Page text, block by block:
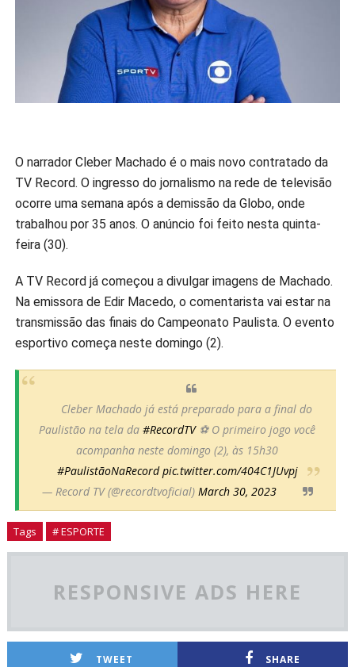
O narrador Cleber Machado é o mais novo contratado da
TV Record. O ingresso do jornalismo na rede de televisão
ocorre uma semana após a demissão da Globo, onde
trabalhou por 35 anos. O anúncio foi feito nesta quinta-
feira (30).
A TV Record já começou a divulgar imagens de Machado.
Na emissora de Edir Macedo, o comentarista vai estar na
transmissão das finais do Campeonato Paulista. O evento
esportivo começa neste domingo (2).
Cleber Machado já está preparado para a final do
Paulistão na tela da#RecordTV⚽ O primeiro jogo você
acompanha neste domingo (2), às 15h30
#PaulistãoNaRecord pic.twitter.com/404C1JUvpj
— Record TV (@recordtvoficial) March 30, 2023
Tags # ESPORTE
RESPONSIVE ADS HERE
TWEET SHARE